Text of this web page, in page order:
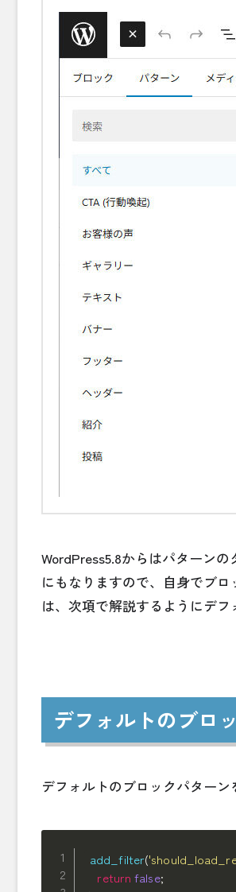
WordPress5.8からはパターン
にもなりますので、自身でブ
は、次項で解説するようにデ
デフォルトのブロ
デフォルトのブロックパターン
add_filter(
return false;